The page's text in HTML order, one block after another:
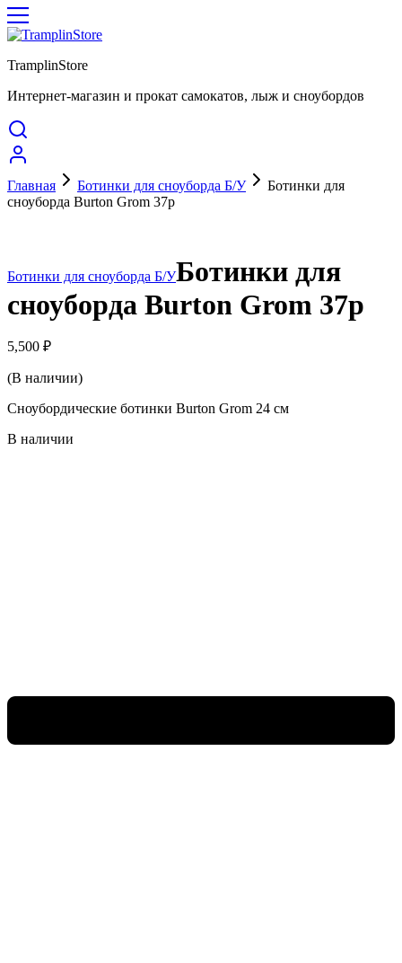
TramplinStore
Интернет-магазин и прокат самокатов, лыж и сноубордов
Главная Ботинки для сноуборда Б/У
Ботинки для
сноуборда Burton Grom 37р
Ботинки для сноуборда Б/УБотинки для
сноуборда Burton Grom 37р
5,500 ₽
(В наличии)
Сноубордические ботинки Burton Grom 24 см
В наличии